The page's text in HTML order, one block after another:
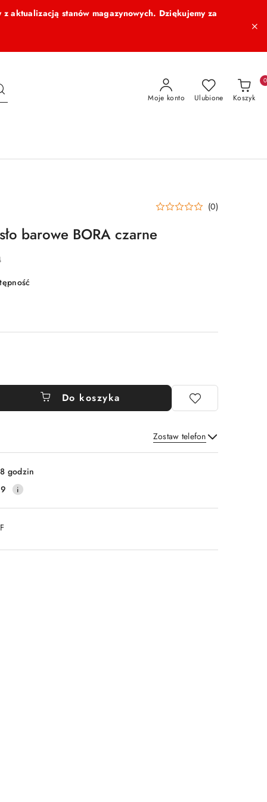
aktualizacją stanów magazynowych. Dziękujemy za
Moje konto Ulubione Koszyk
0
(0)
barowe BORA czarne
Do koszyka
Zostaw telefon
Wyślij
godzin